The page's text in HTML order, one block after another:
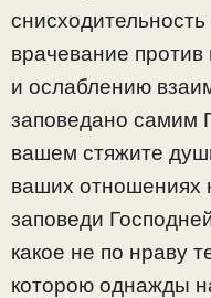
снисходительность
врачевание против
и ослаблению
заповедано самим
вашем стяжите
ваших отношениях
заповеди
какое не по нраву
которою однажды